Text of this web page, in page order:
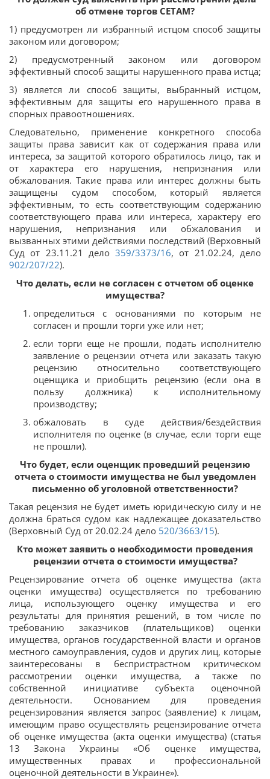
об отмене торгов СЕТАМ?
1) предусмотрен ли избранный истцом способ защиты
законом или договором;
2) предусмотренный законом или договором
эффективный способ защиты нарушенного права истца;
3) является ли способ защиты, выбранный истцом,
эффективным для защиты его нарушенного права в
спорных правоотношениях.
Следовательно, применение конкретного способа
защиты права зависит как от содержания права или
интереса, за защитой которого обратилось лицо, так и
от характера его нарушения, непризнания или
обжалования. Такие права или интерес должны быть
защищены судом способом, который является
эффективным, то есть соответствующим содержанию
соответствующего права или интереса, характеру его
нарушения, непризнания или обжалования и
вызванных этими действиями последствий (Верховный
Суд от 23.11.21 дело359/3373/16, от 21.02.24, дело
902/207/22).
Что делать, если не согласен с отчетом об оценке
имущества?
определиться с основаниями по которым не
согласен и прошли торги уже или нет;
если торги еще не прошли, подать исполнителю
заявление о рецензии отчета или заказать такую
рецензию относительно соответствующего
оценщика и приобщить рецензию (если она в
пользу должника) к исполнительному
производству;
обжаловать в суде действия/бездействия
исполнителя по оценке (в случае, если торги еще
не прошли).
Что будет, если оценщик проведший рецензию
отчета о стоимости имущества не был уведомлен
письменно об уголовной ответственности?
Такая рецензия не будет иметь юридическую силу и не
должна браться судом как надлежащее доказательство
(Верховный Суд от 20.02.24 дело 520/3663/15).
Кто может заявить о необходимости проведения
рецензии отчета о стоимости имущества?
Рецензирование отчета об оценке имущества (акта
оценки имущества) осуществляется по требованию
лица, использующего оценку имущества и его
результаты для принятия решений, в том числе по
требованию заказчиков (плательщиков) оценки
имущества, органов государственной власти и органов
местного самоуправления, судов и других лиц, которые
заинтересованы в беспристрастном критическом
рассмотрении оценки имущества, а также по
собственной инициативе субъекта оценочной
деятельности. Основанием для проведения
рецензирования является запрос (заявление) к лицам,
имеющим право осуществлять рецензирование отчета
об оценке имущества (акта оценки имущества) (статья
13 Закона Украины «Об оценке имущества,
имущественных правах и профессиональной
оценочной деятельности в Украине»).